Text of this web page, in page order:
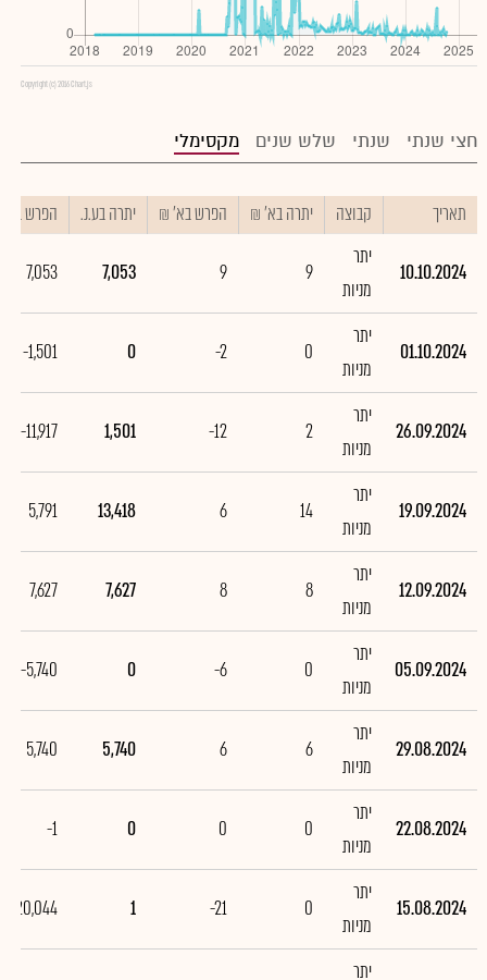
Copyright (c) 2016 Chart.js
חצי שנתי שנתי שלש שנים מקסימלי
תאריך קבוצה יתרה בא' ₪ הפרש בא' ₪ יתרה בע.נ. הפרש
10.10.2024
יתר
מניות
9
9
7,053
7,053
01.10.2024
יתר
מניות
0
-2
0
-1,501
26.09.2024
יתר
מניות
2
-12
1,501
-11,917
19.09.2024
יתר
מניות
14
6
13,418
5,791
12.09.2024
יתר
מניות
8
8
7,627
7,627
05.09.2024
יתר
מניות
0
-6
0
-5,740
29.08.2024
יתר
מניות
6
6
5,740
5,740
22.08.2024
יתר
מניות
0
0
0
-1
15.08.2024
יתר
מניות
0
-21
1
-20,044
יתר